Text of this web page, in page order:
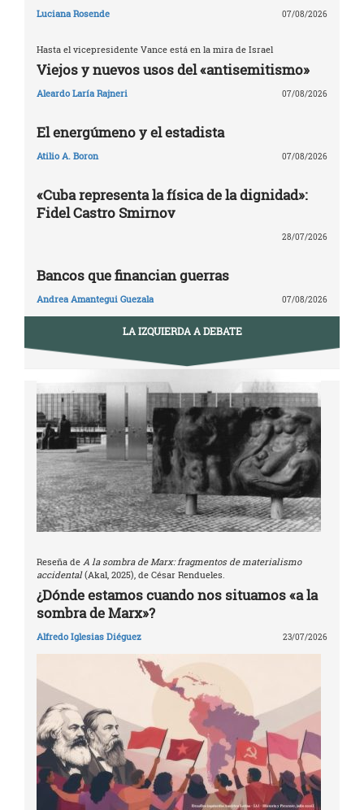
Luciana Rosende 07/08/2026
Hasta el vicepresidente Vance está en la mira de Israel
Viejos y nuevos usos del «antisemitismo»
Aleardo Laría Rajneri 07/08/2026
El energúmeno y el estadista
Atilio A. Boron 07/08/2026
«Cuba representa la física de la dignidad»:
Fidel Castro Smirnov
28/07/2026
Bancos que financian guerras
Andrea Amantegui Guezala 07/08/2026
LA IZQUIERDA A DEBATE
Reseña de A la sombra de Marx: fragmentos de materialismo
accidental(Akal, 2025), de César Rendueles.
¿Dónde estamos cuando nos situamos «a la
sombra de Marx»?
Alfredo Iglesias Diéguez 23/07/2026